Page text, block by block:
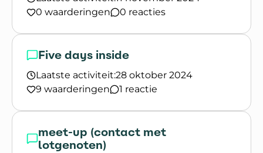
0 waarderingen
0 reacties
Lees het gesprek `Oproep: Nationaal MS
Five days inside
Laatste activiteit:28 oktober 2024
9 waarderingen
1 reactie
meet-up (contact met
lotgenoten)